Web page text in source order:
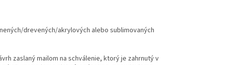
drevených/akrylových alebo sublimovaných
zaslaný mailom na schválenie, ktorý je zahrnutý v